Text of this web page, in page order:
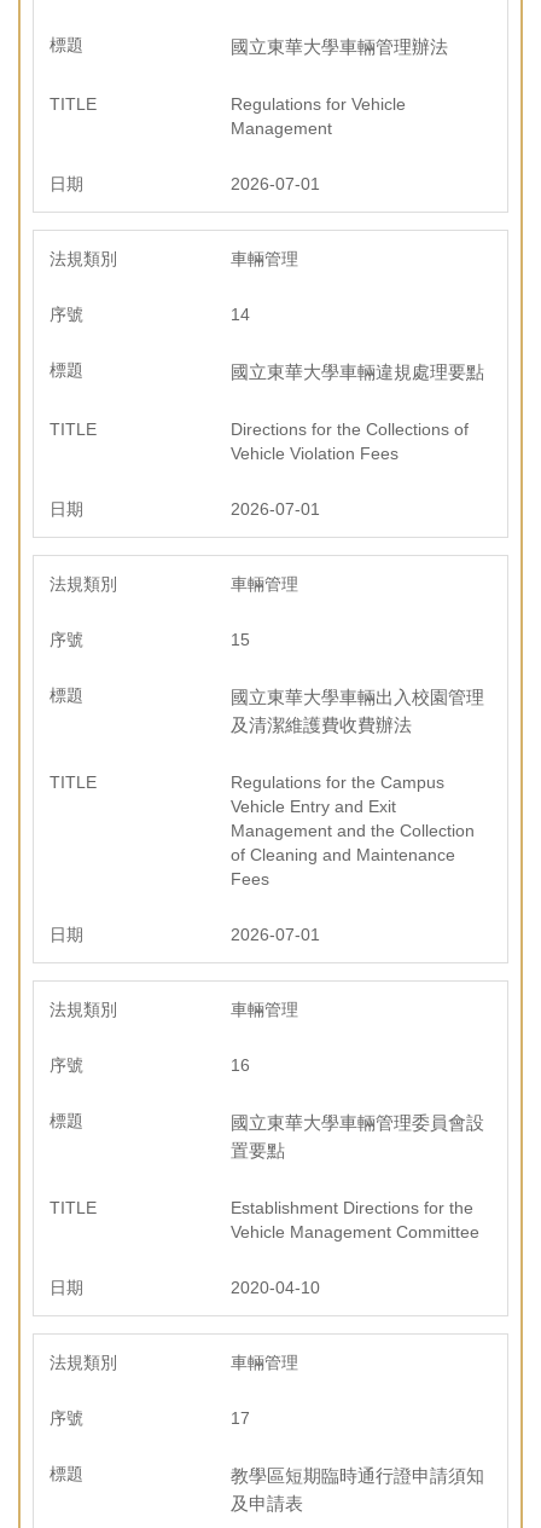
國立東華大學車輛管理辦法
Regulations for Vehicle
Management
2026-07-01
車輛管理
14
國立東華大學車輛違規處理要點
Directions for the Collections of
Vehicle Violation Fees
2026-07-01
車輛管理
15
國立東華大學車輛出入校園管理
及清潔維護費收費辦法
Regulations for the Campus
Vehicle Entry and Exit
Management and the Collection
of Cleaning and Maintenance
Fees
2026-07-01
車輛管理
16
國立東華大學車輛管理委員會設
置要點
Establishment Directions for the
Vehicle Management Committee
2020-04-10
車輛管理
17
教學區短期臨時通行證申請須知
及申請表